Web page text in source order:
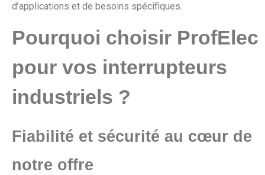
d’applications et de besoins spécifiques.
Pourquoi choisir ProfElec
pour vos interrupteurs
industriels ?
Fiabilité et sécurité au cœur de
notre offre